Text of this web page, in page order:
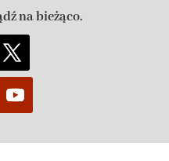
na bieżąco.